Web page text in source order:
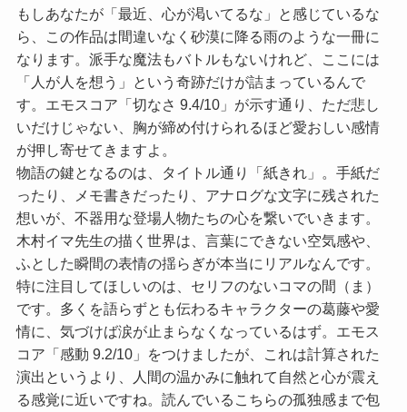
もしあなたが「最近、心が渇いてるな」と感じているな
ら、この作品は間違いなく砂漠に降る雨のような一冊に
なります。派手な魔法もバトルもないけれど、ここには
「人が人を想う」という奇跡だけが詰まっているんで
す。
エモスコア「切なさ 9.4/10」 が示す通り、ただ悲し
いだけじゃない、胸が締め付けられるほど愛おしい感情
が押し寄せてきますよ。
物語の鍵となるのは、タイトル通り「紙きれ」。手紙だ
ったり、メモ書きだったり、アナログな文字に残された
想いが、不器用な登場人物たちの心を繋いでいきます。
木村イマ先生の描く世界は、言葉にできない空気感や、
ふとした瞬間の表情の揺らぎが本当にリアルなんです。
特に注目してほしいのは、セリフのないコマの間（ま）
です。多くを語らずとも伝わるキャラクターの葛藤や愛
情に、気づけば涙が止まらなくなっているはず。
エモス
コア「感動 9.2/10」
をつけましたが、これは計算された
演出というより、人間の温かみに触れて自然と心が震え
る感覚に近いですね。読んでいるこちらの孤独感まで包